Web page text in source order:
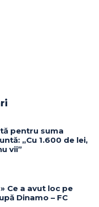
pentru suma
„Cu 1.600 de lei,
vii”
Ce a avut loc pe
Dinamo – FC